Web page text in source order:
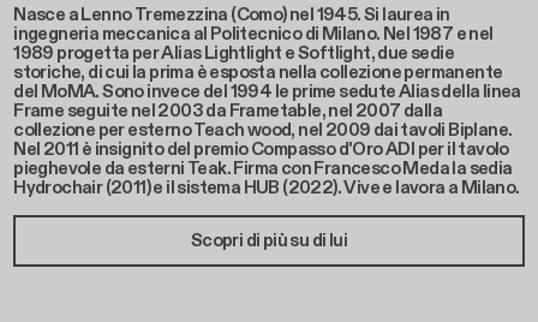
Nasce a Lenno Tremezzina (Como) nel 1945. Si laurea in
ingegneria meccanica al Politecnico di Milano. Nel 1987 e nel
1989 progetta per Alias Lightlight e Softlight, due sedie
storiche, di cui la prima è esposta nella collezione permanente
del MoMA. Sono invece del 1994 le prime sedute Alias della linea
Frame seguite nel 2003 da Frametable, nel 2007 dalla
collezione per esterno Teach wood, nel 2009 dai tavoli Biplane.
Nel 2011 è insignito del premio Compasso d'Oro ADI per il tavolo
pieghevole da esterni Teak. Firma con Francesco Meda la sedia
Hydrochair (2011) e il sistema HUB (2022). Vive e lavora a Milano.
Scopri di più su di lui